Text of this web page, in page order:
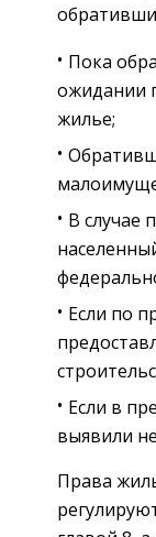
Пока
ожидании
жилье;
В случае
Если по
Если в
выявили
Права